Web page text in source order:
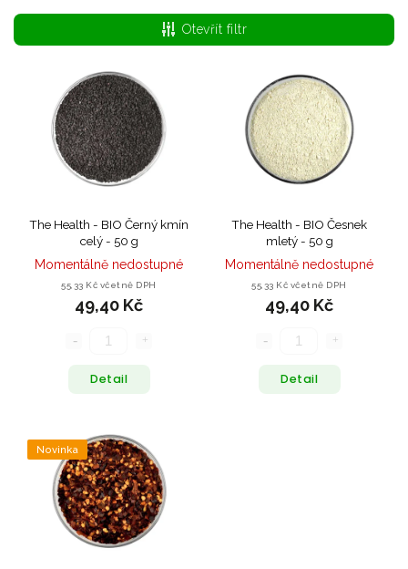
Nejlevnější
Nejdražší
Nejprodávanější
Abecedně
Otevřít filtr
The Health - BIO Černý kmín
celý - 50 g
Momentálně nedostupné
55,33 Kč včetně DPH
49,40 Kč
Detail
The Health - BIO Česnek
mletý - 50 g
Momentálně nedostupné
55,33 Kč včetně DPH
49,40 Kč
Detail
Novinka